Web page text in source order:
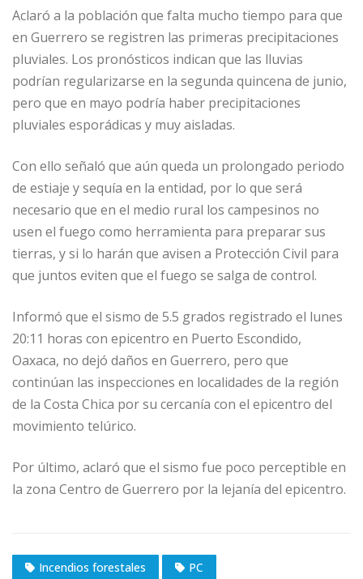
Aclaró a la población que falta mucho tiempo para que
en Guerrero se registren las primeras precipitaciones
pluviales. Los pronósticos indican que las lluvias
podrían regularizarse en la segunda quincena de junio,
pero que en mayo podría haber precipitaciones
pluviales esporádicas y muy aisladas.
Con ello señaló que aún queda un prolongado periodo
de estiaje y sequía en la entidad, por lo que será
necesario que en el medio rural los campesinos no
usen el fuego como herramienta para preparar sus
tierras, y si lo harán que avisen a Protección Civil para
que juntos eviten que el fuego se salga de control.
Informó que el sismo de 5.5 grados registrado el lunes
20:11 horas con epicentro en Puerto Escondido,
Oaxaca, no dejó daños en Guerrero, pero que
continúan las inspecciones en localidades de la región
de la Costa Chica por su cercanía con el epicentro del
movimiento telúrico.
Por último, aclaró que el sismo fue poco perceptible en
la zona Centro de Guerrero por la lejanía del epicentro.
Incendios forestales PC